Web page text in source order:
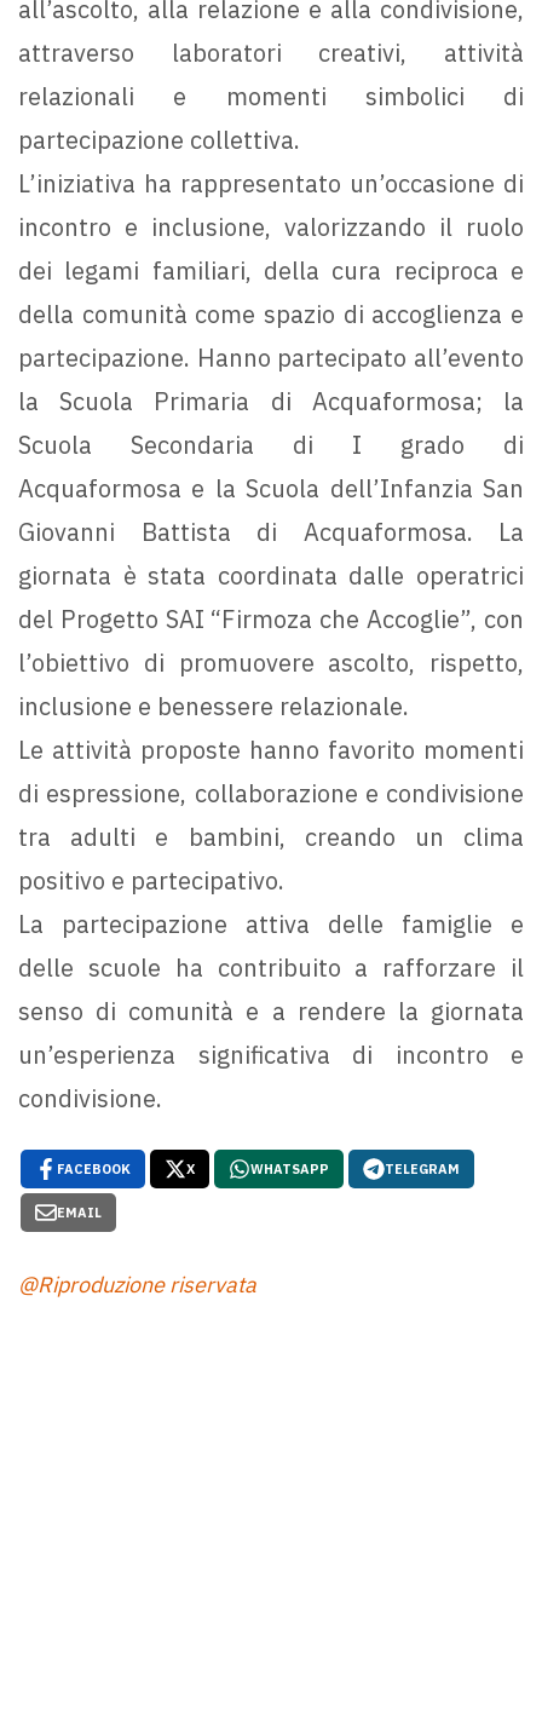
all’ascolto, alla relazione e alla condivisione,
attraverso laboratori creativi, attività
relazionali e momenti simbolici di
partecipazione collettiva.
L’iniziativa ha rappresentato un’occasione di
incontro e inclusione, valorizzando il ruolo
dei legami familiari, della cura reciproca e
della comunità come spazio di accoglienza e
partecipazione. Hanno partecipato all’evento
la Scuola Primaria di Acquaformosa; la
Scuola Secondaria di I grado di
Acquaformosa e la Scuola dell’Infanzia San
Giovanni Battista di Acquaformosa. La
giornata è stata coordinata dalle operatrici
del Progetto SAI “Firmoza che Accoglie”, con
l’obiettivo di promuovere ascolto, rispetto,
inclusione e benessere relazionale.
Le attività proposte hanno favorito momenti
di espressione, collaborazione e condivisione
tra adulti e bambini, creando un clima
positivo e partecipativo.
La partecipazione attiva delle famiglie e
delle scuole ha contribuito a rafforzare il
senso di comunità e a rendere la giornata
un’esperienza significativa di incontro e
condivisione.
FACEBOOK X WHATSAPP TELEGRAM
EMAIL
@Riproduzione riservata